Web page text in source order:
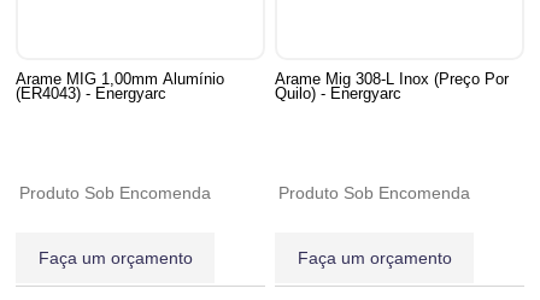
Arame MIG 1,00mm Alumínio
(ER4043) - Energyarc
Produto Sob Encomenda
Faça um orçamento
Arame Mig 308-L Inox (Preço Por
Quilo) - Energyarc
Produto Sob Encomenda
Faça um orçamento